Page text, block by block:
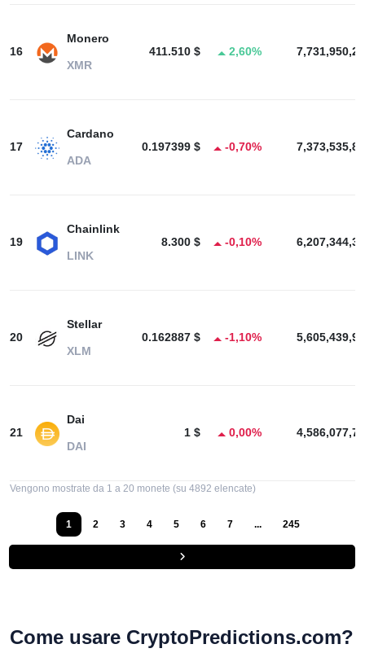
16
Monero
XMR
411.510 $ 2,60%
17
Cardano
ADA
0.197399 $ -0,70%
19
Chainlink
LINK
8.300 $ -0,10%
20
Stellar
XLM
0.162887 $ -1,10%
21
Dai
DAI
1 $ 0,00%
Vengono mostrate da 1 a 20 monete (su 4892 elencate)
1 2 3 4 5 6 7 ... 245
Come usare CryptoPredictions.com?